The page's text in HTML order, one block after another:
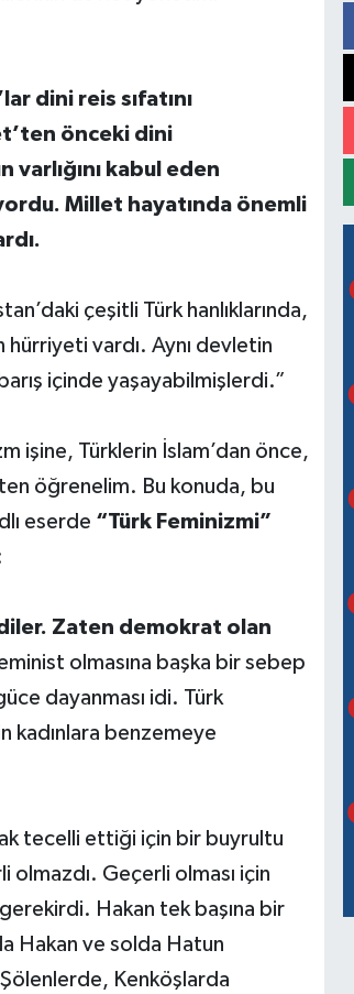
dini reis sıfatını
önceki dini
varlığını kabul eden
Millet hayatında önemli
çeşitli Türk hanlıklarında,
vardı. Aynı devletin
içinde yaşayabilmişlerdi.”
işine, Türklerin İslam’dan önce,
öğrenelim. Bu konuda, bu
eserde “Türk Feminizmi”
Zaten demokrat olan
olmasına başka bir sebep
dayanması idi. Türk
kadınlara benzemeye
tecelli ettiği için bir buyrultu
olmazdı. Geçerli olması için
Hakan tek başına bir
Hakan ve solda Hatun
Kenköşlarda